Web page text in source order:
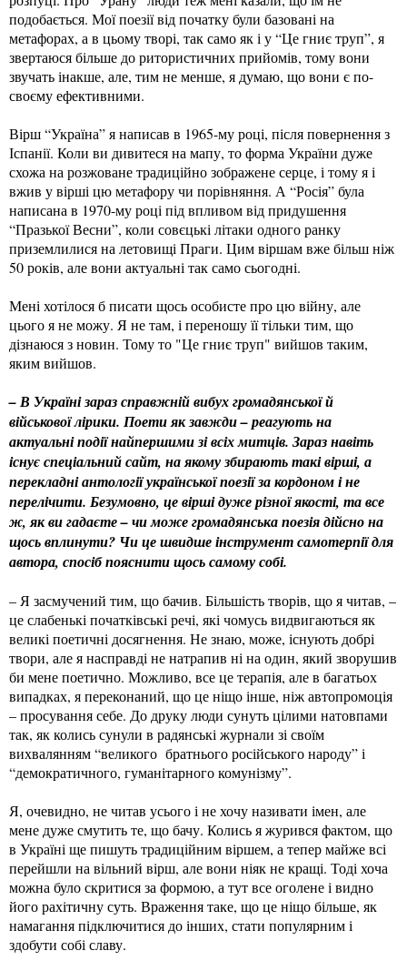
подобається. Мої поезії від початку були базовані на
метафорах, а в цьому творі, так само як і у “Це гниє труп”, я
звертаюся більше до ритористичних прийомів, тому вони
звучать інакше, але, тим не менше, я думаю, що вони є по-
своєму ефективними.
Вірш “Україна” я написав в 1965-му році, після повернення з
Іспанії. Коли ви дивитеся на мапу, то форма України дуже
схожа на розжоване традиційно зображене серце, і тому я і
вжив у вірші цю метафору чи порівняння. А “Росія” була
написана в 1970-му році під впливом від придушення
“Празької Весни”, коли совєцькі літаки одного ранку
приземлилися на летовищі Праги. Цим віршам вже більш ніж
50 років, але вони актуальні так само сьогодні.
Мені хотілося б писати щось особисте про цю війну, але
цього я не можу. Я не там, і переношу її тільки тим, що
дізнаюся з новин. Тому то "Це гниє труп" вийшов таким,
яким вийшов.
– В Україні зараз справжній вибух громадянської й
військової лірики. Поети як завжди – реагують на
актуальні події найпершими зі всіх митців. Зараз навіть
існує спеціальний сайт, на якому збирають такі вірші, а
перекладні антології української поезії за кордоном і не
перелічити. Безумовно, це вірші дуже різної якості, та все
ж, як ви гадаєте – чи може громадянська поезія дійсно на
щось вплинути? Чи це швидше інструмент самотерпії для
автора, спосіб пояснити щось самому собі.
– Я засмучений тим, що бачив. Більшість творів, що я читав, –
це слабенькі початківські речі, які чомусь видвигаються як
великі поетичні досягнення. Не знаю, може, існують добрі
твори, але я насправді не натрапив ні на один, який зворушив
би мене поетично. Можливо, все це терапія, але в багатьох
випадках, я переконаний, що це ніщо інше, ніж автопромоція
– просування себе. До друку люди сунуть цілими натовпами
так, як колись сунули в радянські журнали зі своїм
вихвалянням “великого братнього російського народу” і
“демократичного, гуманітарного комунізму”.
Я, очевидно, не читав усього і не хочу називати імен, але
мене дуже смутить те, що бачу. Колись я журився фактом, що
в Україні ще пишуть традиційним віршем, а тепер майже всі
перейшли на вільний вірш, але вони ніяк не кращі. Тоді хоча
можна було скритися за формою, а тут все оголене і видно
його рахітичну суть. Враження таке, що це ніщо більше, як
намагання підключитися до інших, стати популярним і
здобути собі славу.